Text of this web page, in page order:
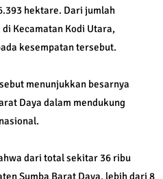
hektare. Dari jumlah
Kecamatan Kodi Utara,
kesempatan tersebut.
menunjukkan besarnya
Daya dalam mendukung
dari total sekitar 36 ribu
Sumba Barat Daya, lebih dari 8